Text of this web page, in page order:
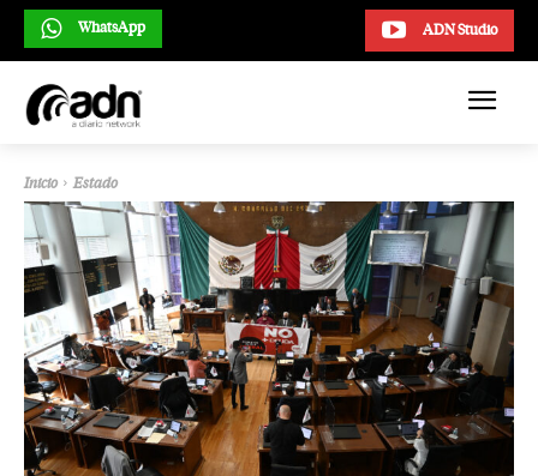
ADN Studio
WhatsApp
Inicio Estado